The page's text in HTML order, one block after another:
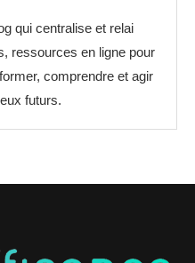
qui centralise et relai
ressources en ligne pour
comprendre et agir
futurs.